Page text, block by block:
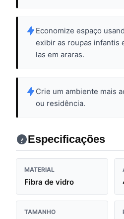
Economize espaço
exibir as roupas infantis
las em araras.
Crie um ambiente mais
ou residência.
Especificações
MATERIAL
Fibra de vidro
TAMANHO